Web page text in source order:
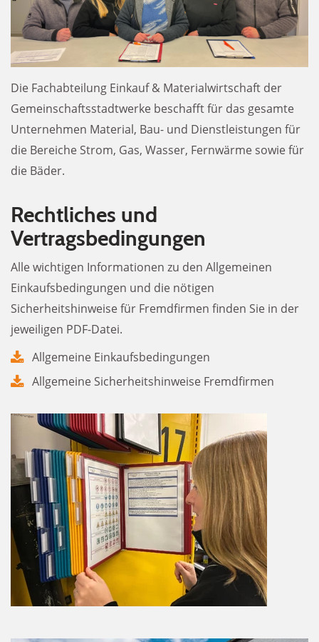
Die Fachabteilung Einkauf & Materialwirtschaft der
Gemeinschaftsstadtwerke beschafft für das gesamte
Unternehmen Material, Bau- und Dienstleistungen für
die Bereiche Strom, Gas, Wasser, Fernwärme sowie für
die Bäder.
Rechtliches und
Vertragsbedingungen
Alle wichtigen Informationen zu den Allgemeinen
Einkaufsbedingungen und die nötigen
Sicherheitshinweise für Fremdfirmen finden Sie in der
jeweiligen PDF-Datei.
Allgemeine Einkaufsbedingungen
Allgemeine Sicherheitshinweise Fremdfirmen